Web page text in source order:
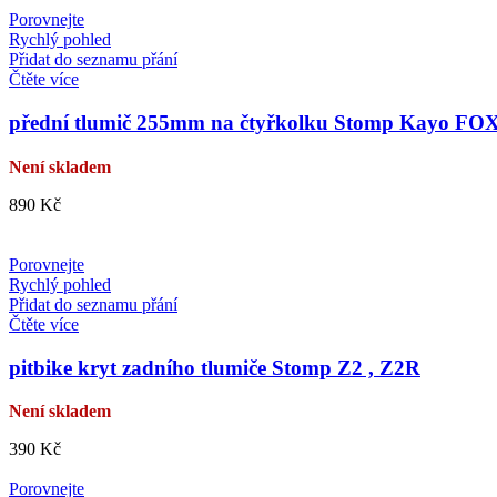
Porovnejte
Rychlý pohled
Přidat do seznamu přání
Čtěte více
přední tlumič 255mm na čtyřkolku Stomp Kayo
Není skladem
890 Kč
Porovnejte
Rychlý pohled
Přidat do seznamu přání
Čtěte více
pitbike kryt zadního tlumiče Stomp Z2 , Z2R
Není skladem
390 Kč
Porovnejte